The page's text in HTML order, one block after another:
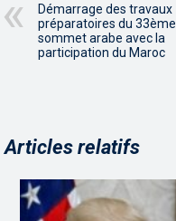
Démarrage des travaux
préparatoires du 33ème
sommet arabe avec la
participation du Maroc
Articles relatifs